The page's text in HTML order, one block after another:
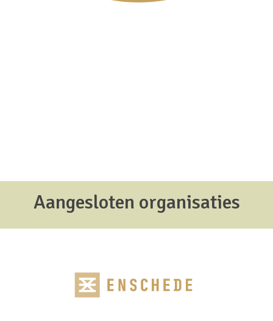
Aangesloten organisaties